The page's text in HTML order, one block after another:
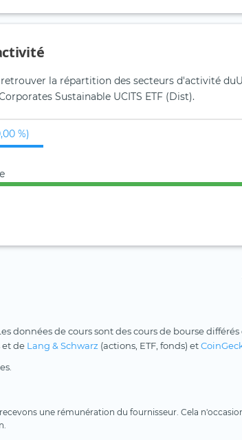
retrouver la répartition des secteurs d'activité
Sustainable UCITS ETF (Dist).
%)
données de cours sont des cours de bourse
et de Lang & Schwarz (actions, ETF, fonds) et
une rémunération du fournisseur. Cela